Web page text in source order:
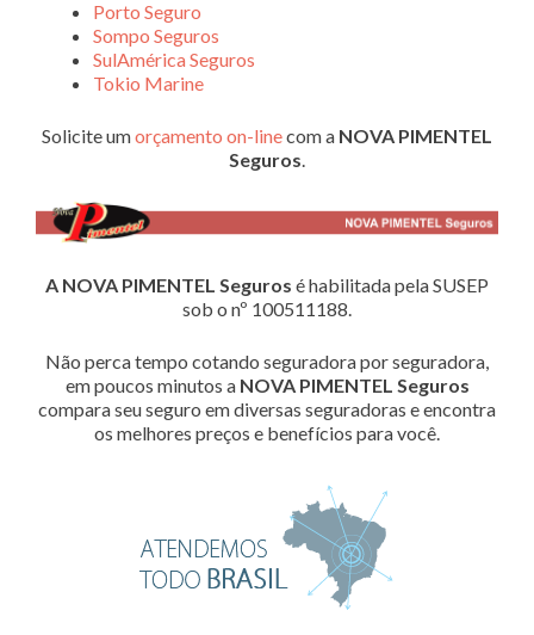
Porto Seguro
Sompo Seguros
SulAmérica Seguros
Tokio Marine
Solicite umorçamento on-linecom a NOVA PIMENTEL
Seguros.
A NOVA PIMENTEL Seguros é habilitada pela SUSEP
sob o nº 100511188.
Não perca tempo cotando seguradora por seguradora,
em poucos minutos a NOVA PIMENTEL Seguros
compara seu seguro em diversas seguradoras e encontra
os melhores preços e benefícios para você.